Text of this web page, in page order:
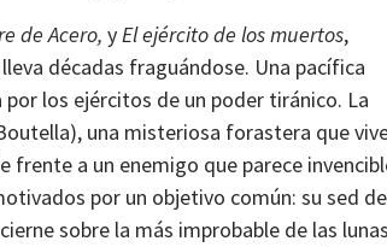
de Acero, yEl ejército de los muertos,
décadas fraguándose. Una pacífica
los ejércitos de un poder tiránico. La
una misteriosa forastera que
frente a un enemigo que parece
por un objetivo común: su sed de
sobre la más improbable de las